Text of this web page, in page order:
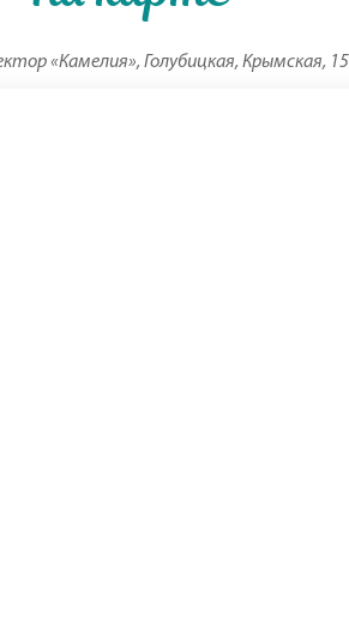
«Камелия», Голубицкая, Крымская, 15